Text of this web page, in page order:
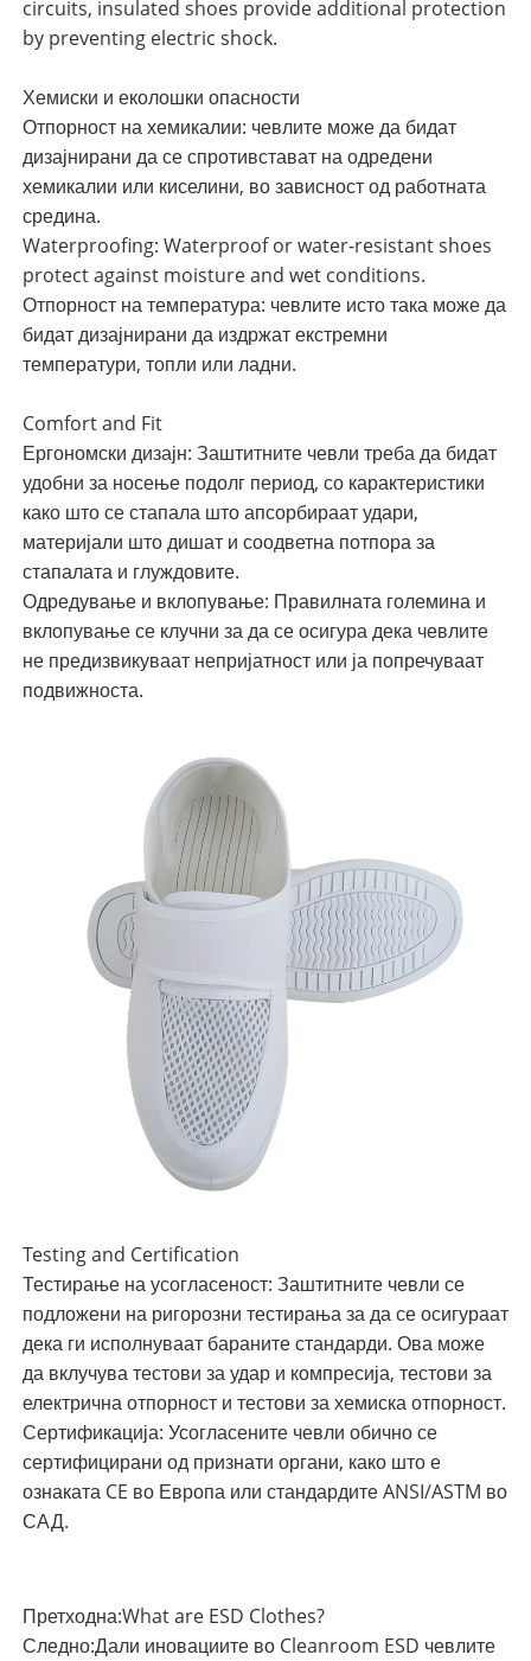
circuits, insulated shoes provide additional protection
by preventing electric shock.
Хемиски и еколошки опасности
Отпорност на хемикалии: чевлите може да бидат
дизајнирани да се спротивстават на одредени
хемикалии или киселини, во зависност од работната
средина.
Waterproofing: Waterproof or water-resistant shoes
protect against moisture and wet conditions.
Отпорност на температура: чевлите исто така може да
бидат дизајнирани да издржат екстремни
температури, топли или ладни.
Comfort and Fit
Ергономски дизајн: Заштитните чевли треба да бидат
удобни за носење подолг период, со карактеристики
како што се стапала што апсорбираат удари,
материјали што дишат и соодветна потпора за
стапалата и глуждовите.
Одредување и вклопување: Правилната големина и
вклопување се клучни за да се осигура дека чевлите
не предизвикуваат непријатност или ја попречуваат
подвижноста.
Testing and Certification
Тестирање на усогласеност: Заштитните чевли се
подложени на ригорозни тестирања за да се осигураат
дека ги исполнуваат бараните стандарди. Ова може
да вклучува тестови за удар и компресија, тестови за
електрична отпорност и тестови за хемиска отпорност.
Сертификација: Усогласените чевли обично се
сертифицирани од признати органи, како што е
ознаката CE во Европа или стандардите ANSI/ASTM во
САД.
Претходна:What are ESD Clothes?
Следно:Дали иновациите во Cleanroom ESD чевлите